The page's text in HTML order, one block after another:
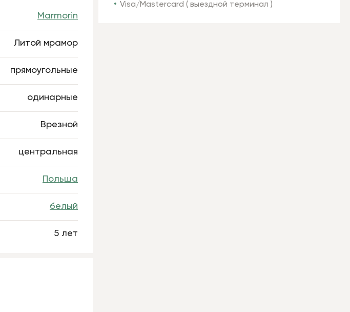
Visa/Mastercard ( выездной терминал )
Marmorin
Литой мрамор
прямоугольные
одинарные
Врезной
центральная
Польша
белый
5 лет